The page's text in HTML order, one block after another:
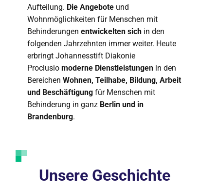
Aufteilung. Die Angebote und
Wohnmöglichkeiten für Menschen mit
Behinderungen entwickelten sich in den
folgenden Jahrzehnten immer weiter. Heute
erbringt Johannesstift Diakonie
Proclusio moderne Dienstleistungen in den
Bereichen Wohnen, Teilhabe, Bildung, Arbeit
und Beschäftigung für Menschen mit
Behinderung in ganz Berlin und in
Brandenburg.
Unsere Geschichte